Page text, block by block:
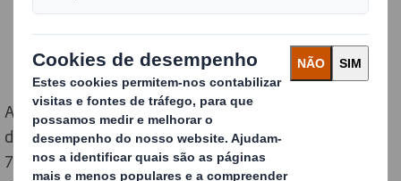
Após dois anos de trabalho, combinando a experiência
de 24 indivíduos e validada por mais de
75 representantes do setor de 50 empresas, a aliança